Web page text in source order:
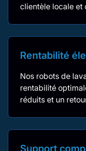
clientèle locale et
Rentabilité
Nos robots de
rentabilité
réduits et un
Support